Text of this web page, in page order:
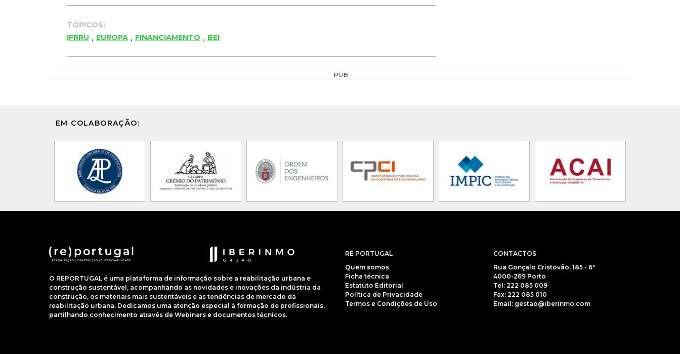
TÓPICOS:
IFRRU , EUROPA , FINANCIAMENTO , BEI
PUB
EM COLABORAÇÃO:
O REPORTUGAL é uma plataforma de informação sobre a reabilitação urbana e
construção sustentável, acompanhando as novidades e inovações da indústria da
construção, os materiais mais sustentáveis e as tendências de mercado da
reabilitação urbana. Dedicamos uma atenção especial à formação de profissionais,
partilhando conhecimento através de Webinars e documentos técnicos.
RE PORTUGAL
Quem somos
Ficha técnica
Estatuto Editorial
Política de Privacidade
Termos e Condições de Uso
CONTACTOS
Rua Gonçalo Cristovão, 185 - 6º
4000-269 Porto
Tel: 222 085 009
Fax: 222 085 010
Email: gestao@iberinmo.com